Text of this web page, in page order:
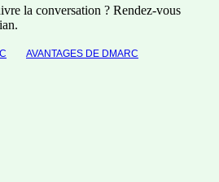
la conversation ? Rendez-vous
AVANTAGES DE DMARC